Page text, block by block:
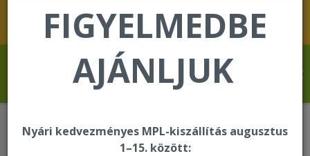
FIGYELMEDBE
AJÁNLJUK
Nyári kedvezményes MPL-kiszállítás augusztus
1–15. között:
Hahn Martina üdvözli Önt a Forever Living
internetes áruházában!
F.I.T. kiegészítők